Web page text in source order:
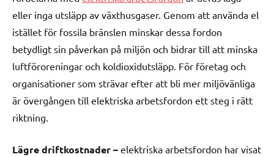
eller inga utsläpp av växthusgaser. Genom att använda el
istället för fossila bränslen minskar dessa fordon
betydligt sin påverkan på miljön och bidrar till att minska
luftföroreningar och koldioxidutsläpp. För företag och
organisationer som strävar efter att bli mer miljövänliga
är övergången till elektriska arbetsfordon ett steg i rätt
riktning.
Lägre driftkostnader – elektriska arbetsfordon har visat